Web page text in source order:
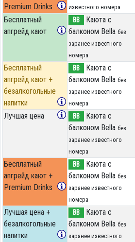
Premium Drinks
известного номера
Бесплатный
апгрейд кают
BB
Каюта с
балконом Bella без
заранее известного
номера
Бесплатный
апгрейд кают +
безалкогольные
напитки
BB
Каюта с
балконом Bella без
заранее известного
номера
Лучшая цена BB
Каюта с
балконом Bella без
заранее известного
номера
Бесплатный
апгрейд кают +
Premium Drinks
BB
Каюта с
балконом Bella без
заранее известного
номера
Лучшая цена +
безалкогольные
напитки
BB
Каюта с
балконом Bella без
заранее известного